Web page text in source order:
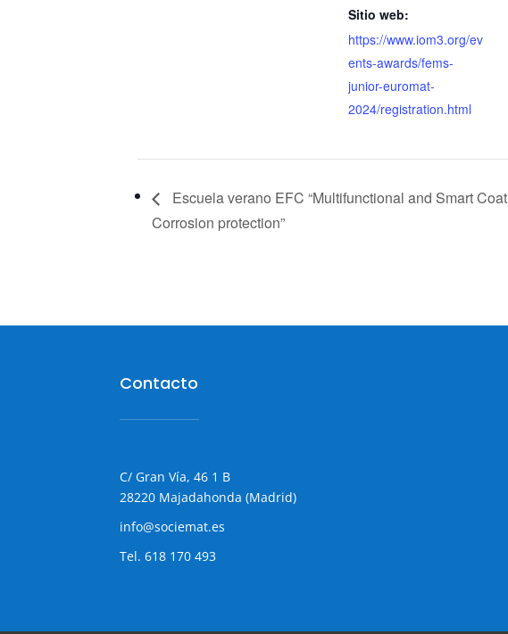
Sitio web:
https://www.iom3.org/ev
ents-awards/fems-
junior-euromat-
2024/registration.html
Escuela verano EFC “Multifunctional and Smart
Corrosion protection”
Contacto
C/ Gran Vía, 46 1 B
28220 Majadahonda (Madrid)
info@sociemat.es
Tel. 618 170 493